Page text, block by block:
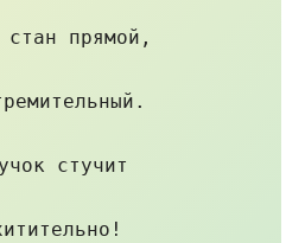
стан прямой,
стучит